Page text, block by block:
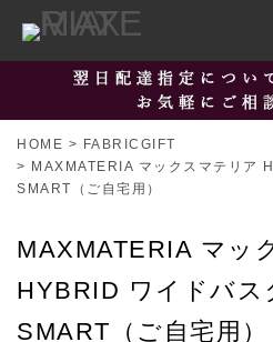
HOME > FABRICGIFT
> MAXMATERIA マックスマテリア
SMART（ご自宅用）
MAXMATERIA マッ
HYBRID ワイドバス
SMART（ご自宅用）